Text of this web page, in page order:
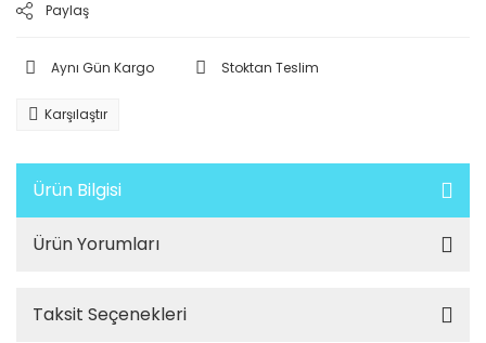
Paylaş
Aynı Gün Kargo Stoktan Teslim
Karşılaştır
Ürün Bilgisi
Ürün Yorumları
Taksit Seçenekleri